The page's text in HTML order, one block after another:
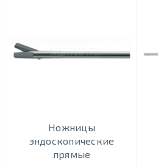
Ножницы
эндоскопические
прямые